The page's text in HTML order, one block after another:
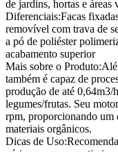
de jardins, hortas e áreas
Diferenciais:Facas
removível com trava de
a pó de poliéster
acabamento superior
Mais sobre o
também é capaz de
produção de até 0,64m3/
legumes/frutas. Seu
rpm, proporcionando um
materiais orgânicos.
Dicas de